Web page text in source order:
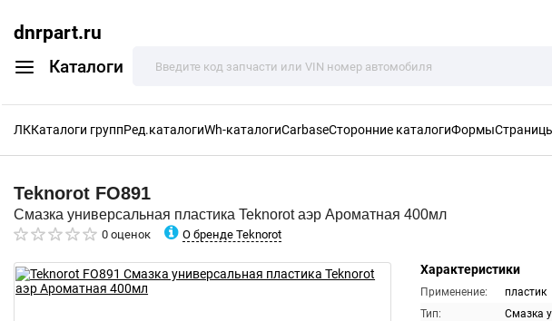
dnrpart.ru
Каталоги
ЛККаталоги группРед.каталогиWh-каталогиCarbaseСторонние каталогиФормы
Teknorot FO891
Смазка универсальная пластика Teknorot аэр Ароматная 400мл
0 оценок О бренде Teknorot
Характеристики
Применение:
пластик
Тип:
Смазка